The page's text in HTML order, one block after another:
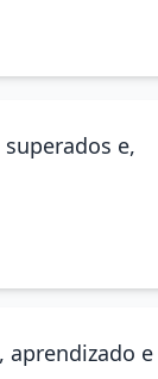
e,
aprendizado